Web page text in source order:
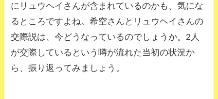
にリュウヘイさんが含まれているのかも、気にな
るところですよね。希空さんとリュウヘイさんの
交際説は、今どうなっているのでしょうか。2人
が交際しているという噂が流れた当初の状況か
ら、振り返ってみましょう。